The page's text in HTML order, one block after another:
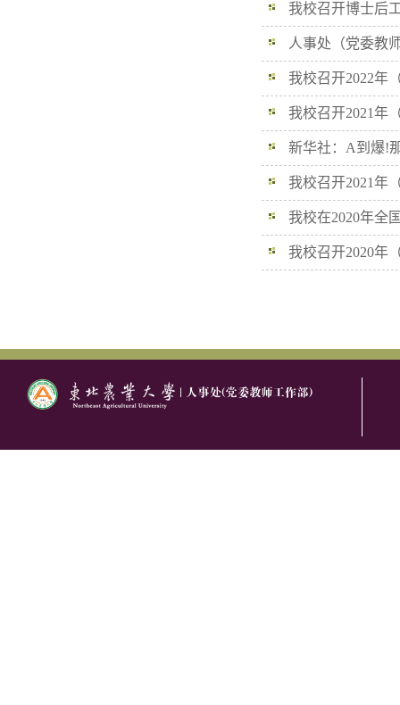
我校召开博士后
人事处（党委教
我校召开2022年
我校召开2021年
新华社：A到爆!
我校召开2021年
我校在2020年全
我校召开2020年